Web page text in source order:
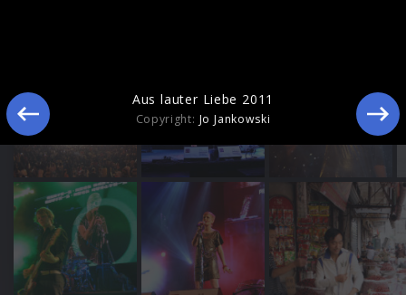
Aus lauter Liebe 2011
Copyright: Jo Jankowski